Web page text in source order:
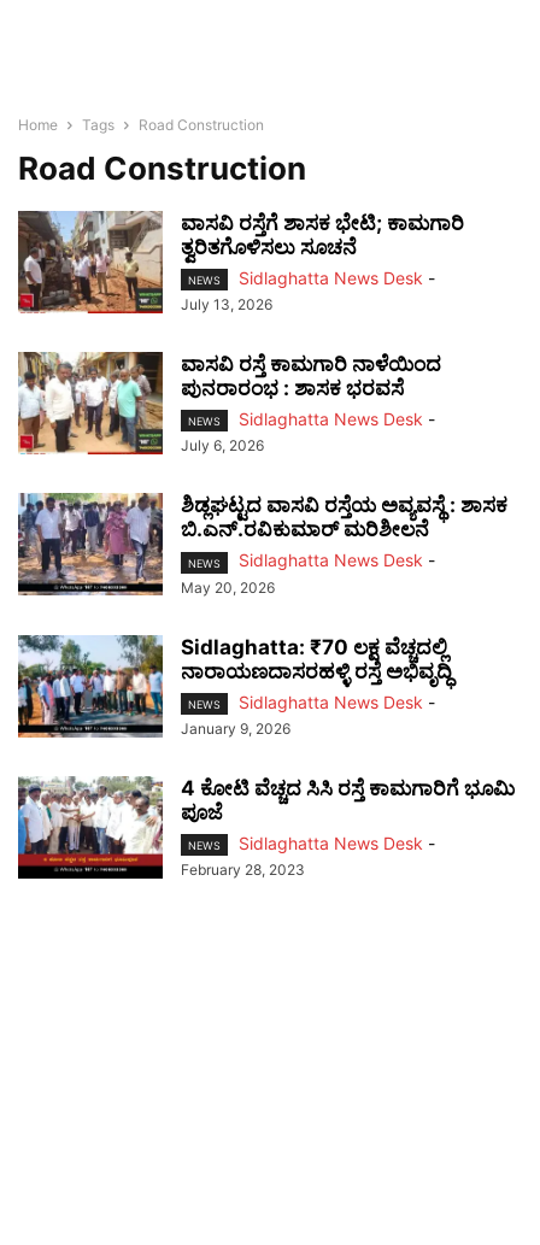
Home Tags Road Construction
Road Construction
ವಾಸವಿ ರಸ್ತೆಗೆ ಶಾಸಕ ಭೇಟಿ; ಕಾಮಗಾರಿ
ತ್ವರಿತಗೊಳಿಸಲು ಸೂಚನೆ
NEWS Sidlaghatta News Desk -
July 13, 2026
ವಾಸವಿ ರಸ್ತೆ ಕಾಮಗಾರಿ ನಾಳೆಯಿಂದ
ಪುನರಾರಂಭ : ಶಾಸಕ ಭರವಸೆ
NEWS Sidlaghatta News Desk -
July 6, 2026
ಶಿಡ್ಲಘಟ್ಟದ ವಾಸವಿ ರಸ್ತೆಯ ಅವ್ಯವಸ್ಥೆ : ಶಾಸಕ
ಬಿ.ಎನ್.ರವಿಕುಮಾರ್ ಮರಿಶೀಲನೆ
NEWS Sidlaghatta News Desk -
May 20, 2026
Sidlaghatta: ₹70 ಲಕ್ಷ ವೆಚ್ಚದಲ್ಲಿ
ನಾರಾಯಣದಾಸರಹಳ್ಳಿ ರಸ್ತೆ ಅಭಿವೃದ್ಧಿ
NEWS Sidlaghatta News Desk -
January 9, 2026
4 ಕೋಟಿ ವೆಚ್ಚದ ಸಿಸಿ ರಸ್ತೆ ಕಾಮಗಾರಿಗೆ ಭೂಮಿ
ಪೂಜೆ
NEWS Sidlaghatta News Desk -
February 28, 2023